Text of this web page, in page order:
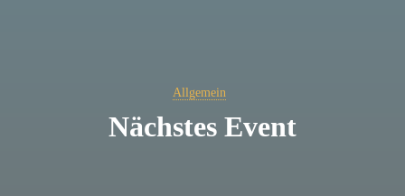
Allgemein
Nächstes Event